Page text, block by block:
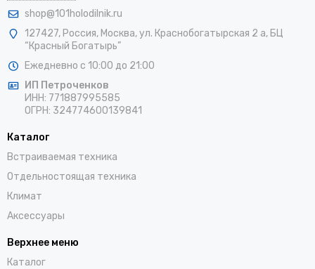
shop@101holodilnik.ru
127427, Россия, Москва,ул. Краснобогатырская 2 а, БЦ
“Красный Богатырь”
Ежедневно с 10:00 до 21:00
ИП Петроченков
ИНН: 771887995585
ОГРН: 324774600139841
Каталог
Встраиваемая техника
Отдельностоящая техника
Климат
Аксессуары
Верхнее меню
Каталог